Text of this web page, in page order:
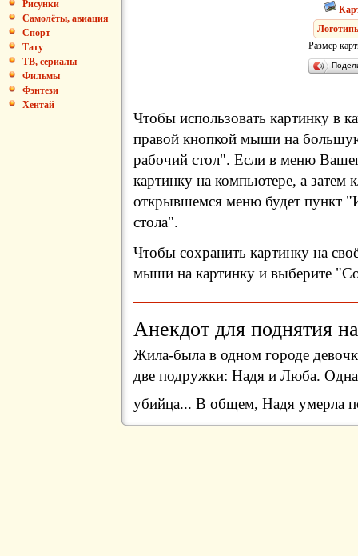
Рисунки
Самолёты, авиация
Спорт
Тату
ТВ, сериалы
Фильмы
Фэнтези
Хентай
Размер
Чтобы использовать картинку в
правой кнопкой мыши на
рабочий стол". Если в меню
картинку на компьютере, а затем
открывшемся меню будет пункт
стола".
Чтобы сохранить картинку на
мыши на картинку и выберите
Анекдот для поднятия
Жила-была в одном городе
две подружки: Надя и Люба.
убийца... В общем, Надя умерла